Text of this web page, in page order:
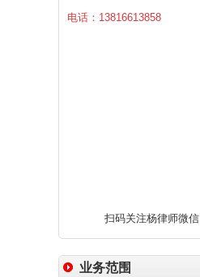
电话：13816613858
扫码关注杨律师微信
业务范围